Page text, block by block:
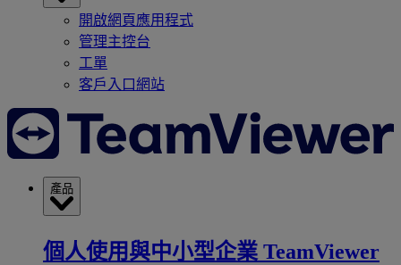
開啟網頁應用程式
管理主控台
工單
客戶入口網站
產品
個人使用與中小型企業 TeamViewer